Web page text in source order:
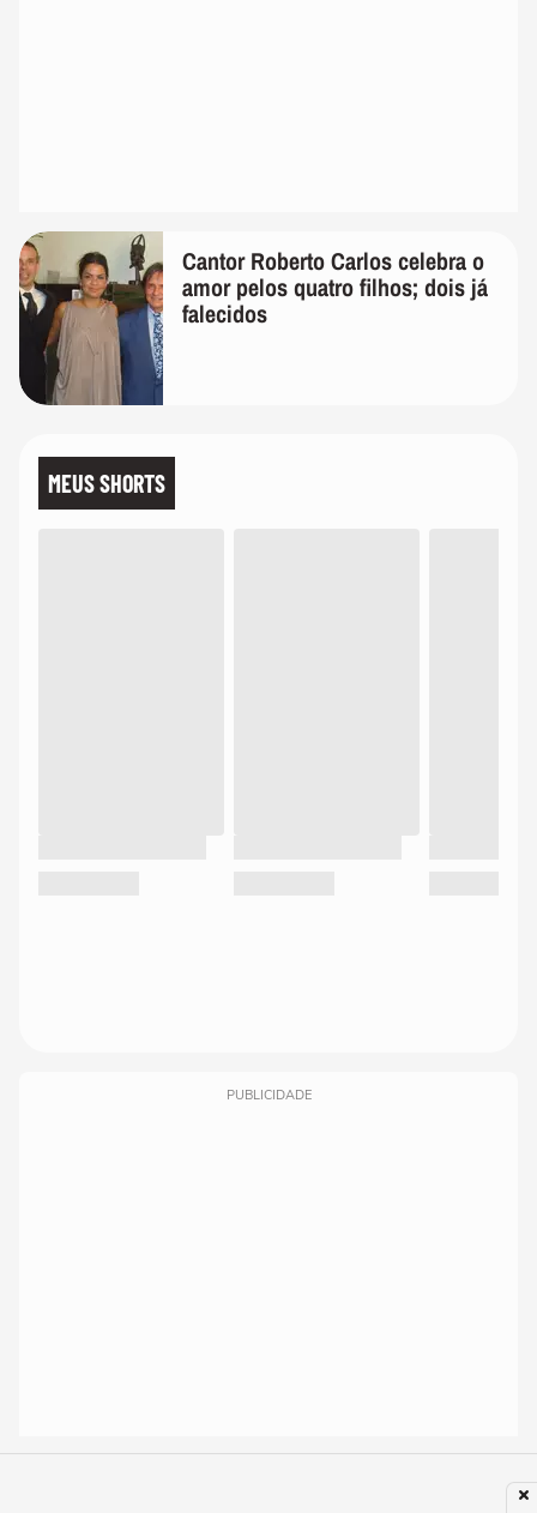
Cantor Roberto Carlos celebra o
amor pelos quatro filhos; dois já
falecidos
MEUS SHORTS
PUBLICIDADE